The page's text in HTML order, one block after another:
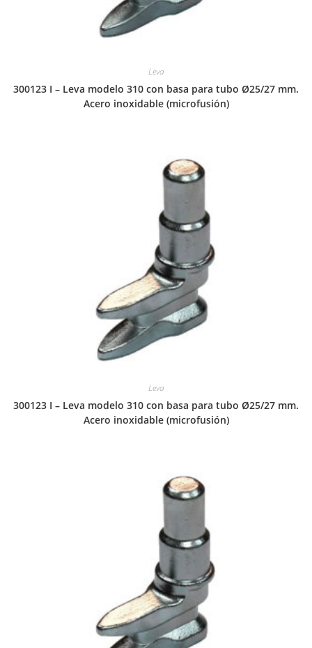
Leva
300123 I – Leva modelo 310 con basa para tubo Ø25/27 mm.
Acero inoxidable (microfusión)
Leva
300123 I – Leva modelo 310 con basa para tubo Ø25/27 mm.
Acero inoxidable (microfusión)